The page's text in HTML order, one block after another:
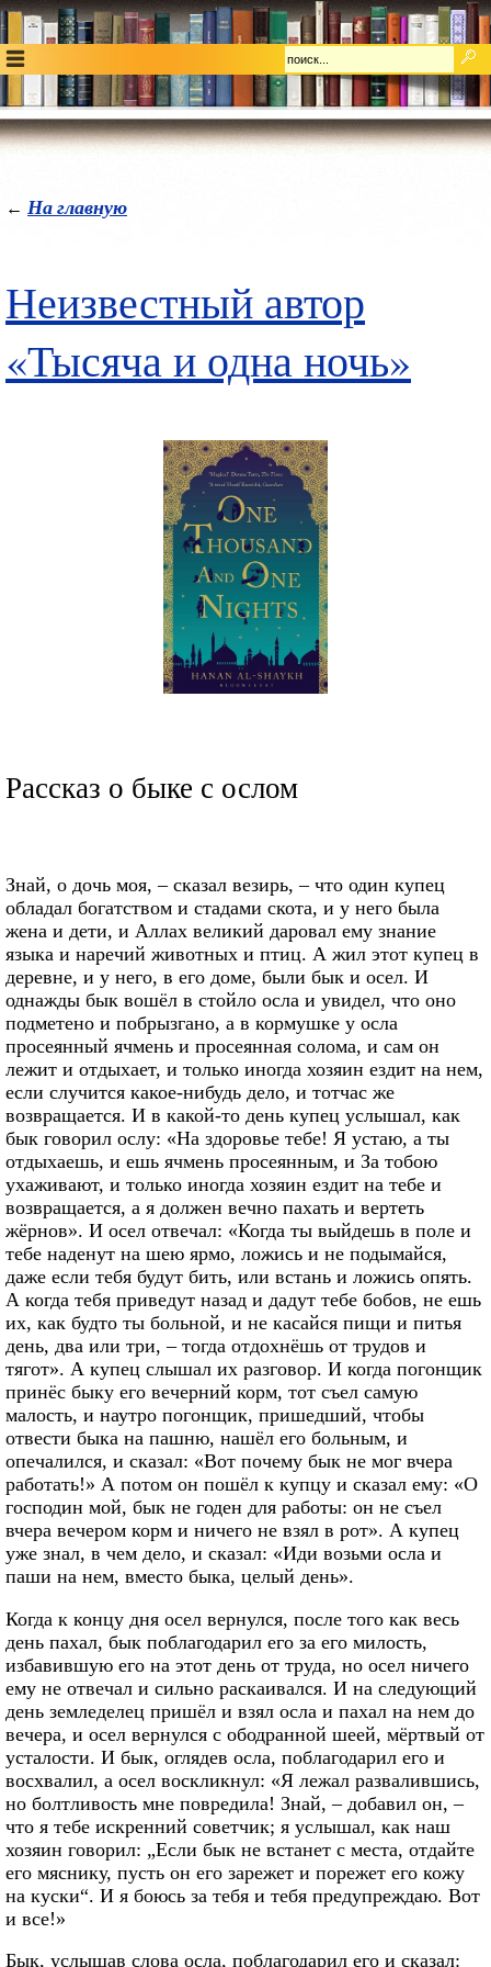
← На главную
Неизвестный автор
«Тысяча и одна ночь»
Рассказ о быке с ослом
Знай, о дочь моя, – сказал везирь, – что один купец
обладал богатством и стадами скота, и у него была
жена и дети, и Аллах великий даровал ему знание
языка и наречий животных и птиц. А жил этот купец в
деревне, и у него, в его доме, были бык и осел. И
однажды бык вошёл в стойло осла и увидел, что оно
подметено и побрызгано, а в кормушке у осла
просеянный ячмень и просеянная солома, и сам он
лежит и отдыхает, и только иногда хозяин ездит на нем,
если случится какое-нибудь дело, и тотчас же
возвращается. И в какой-то день купец услышал, как
бык говорил ослу: «На здоровье тебе! Я устаю, а ты
отдыхаешь, и ешь ячмень просеянным, и За тобою
ухаживают, и только иногда хозяин ездит на тебе и
возвращается, а я должен вечно пахать и вертеть
жёрнов». И осел отвечал: «Когда ты выйдешь в поле и
тебе наденут на шею ярмо, ложись и не подымайся,
даже если тебя будут бить, или встань и ложись опять.
А когда тебя приведут назад и дадут тебе бобов, не ешь
их, как будто ты больной, и не касайся пищи и питья
день, два или три, – тогда отдохнёшь от трудов и
тягот». А купец слышал их разговор. И когда погонщик
принёс быку его вечерний корм, тот съел самую
малость, и наутро погонщик, пришедший, чтобы
отвести быка на пашню, нашёл его больным, и
опечалился, и сказал: «Вот почему бык не мог вчера
работать!» А потом он пошёл к купцу и сказал ему: «О
господин мой, бык не годен для работы: он не съел
вчера вечером корм и ничего не взял в рот». А купец
уже знал, в чем дело, и сказал: «Иди возьми осла и
паши на нем, вместо быка, целый день».
Когда к концу дня осел вернулся, после того как весь
день пахал, бык поблагодарил его за его милость,
избавившую его на этот день от труда, но осел ничего
ему не отвечал и сильно раскаивался. И на следующий
день земледелец пришёл и взял осла и пахал на нем до
вечера, и осел вернулся с ободранной шеей, мёртвый от
усталости. И бык, оглядев осла, поблагодарил его и
восхвалил, а осел воскликнул: «Я лежал развалившись,
но болтливость мне повредила! Знай, – добавил он, –
что я тебе искренний советчик; я услышал, как наш
хозяин говорил: „Если бык не встанет с места, отдайте
его мяснику, пусть он его зарежет и порежет его кожу
на куски“. И я боюсь за тебя и тебя предупреждаю. Вот
и все!»
Бык, услышав слова осла, поблагодарил его и сказал: